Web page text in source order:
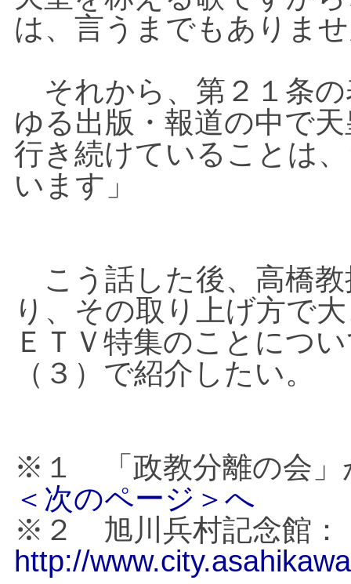
は、言うまでもありま
それから、第２１条
ゆる出版・報道の中で
行き続けていることは
います」
こう話した後、高橋
り、その取り上げ方で
ＥＴＶ特集のことにつ
（３）で紹介したい。
※ １ 「政教分離の会」
＜次のページ＞へ
※ ２ 旭川兵村記念館：
http://